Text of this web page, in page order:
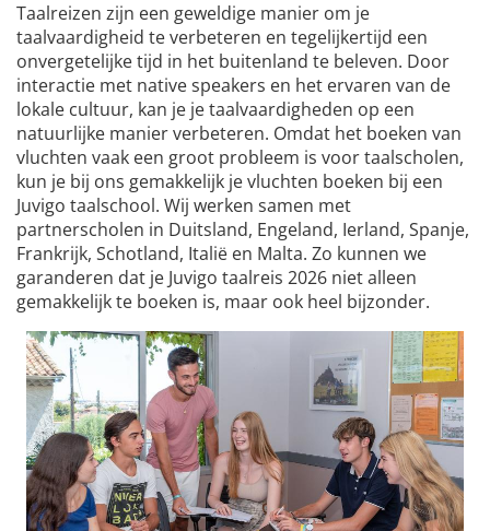
Taalreizen zijn een geweldige manier om je
taalvaardigheid te verbeteren en tegelijkertijd een
onvergetelijke tijd in het buitenland te beleven. Door
interactie met native speakers en het ervaren van de
lokale cultuur, kan je je taalvaardigheden op een
natuurlijke manier verbeteren. Omdat het boeken van
vluchten vaak een groot probleem is voor taalscholen,
kun je bij ons gemakkelijk je vluchten boeken bij een
Juvigo taalschool. Wij werken samen met
partnerscholen in Duitsland, Engeland, Ierland, Spanje,
Frankrijk, Schotland, Italië en Malta. Zo kunnen we
garanderen dat je Juvigo taalreis 2026 niet alleen
gemakkelijk te boeken is, maar ook heel bijzonder.